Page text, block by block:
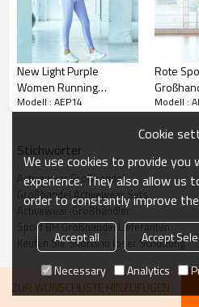
Jujube Red Activewear
Es ist Zeit, diesen gut
Activewear-Anzug in
präsentieren
Activewear Großhandel
New Light Purple
Women Running
Activewear Bekleidung
Modell : AEP14
Rote
Modell :
Stichwörter
Activewear Großhandel
Großhandel Activewear Sets
Activewear-Großhändler
Sport BH Großhandel Lieferanten
Kaufen Sie Shorts in loser Schüttung
ZUR WUNSCHLISTE HINZUFÜGEN
Cookie
We use cookies to provide
experience. They also allow us
order to constantly improve
Accept all Accept
Necessary
Analytics